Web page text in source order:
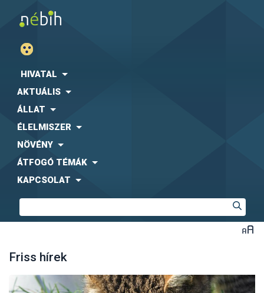
HIVATAL
AKTUÁLIS
ÁLLAT
ÉLELMISZER
NÖVÉNY
ÁTFOGÓ TÉMÁK
KAPCSOLAT
Friss hírek